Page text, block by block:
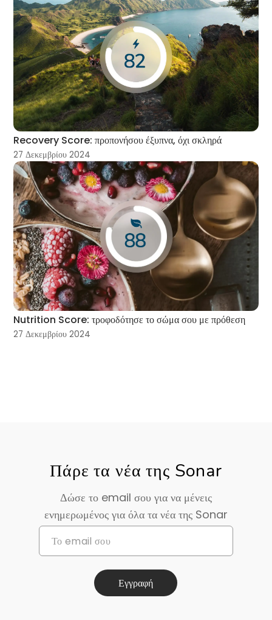
Recovery Score: προπονήσου έξυπνα, όχι σκληρά
27 Δεκεμβρίου 2024
Nutrition Score: τροφοδότησε το σώμα σου με πρόθεση
27 Δεκεμβρίου 2024
Πάρε τα νέα της Sonar
Δώσε το email σου για να μένεις
ενημερωμένος για όλα τα νέα της Sonar
Εγγραφή